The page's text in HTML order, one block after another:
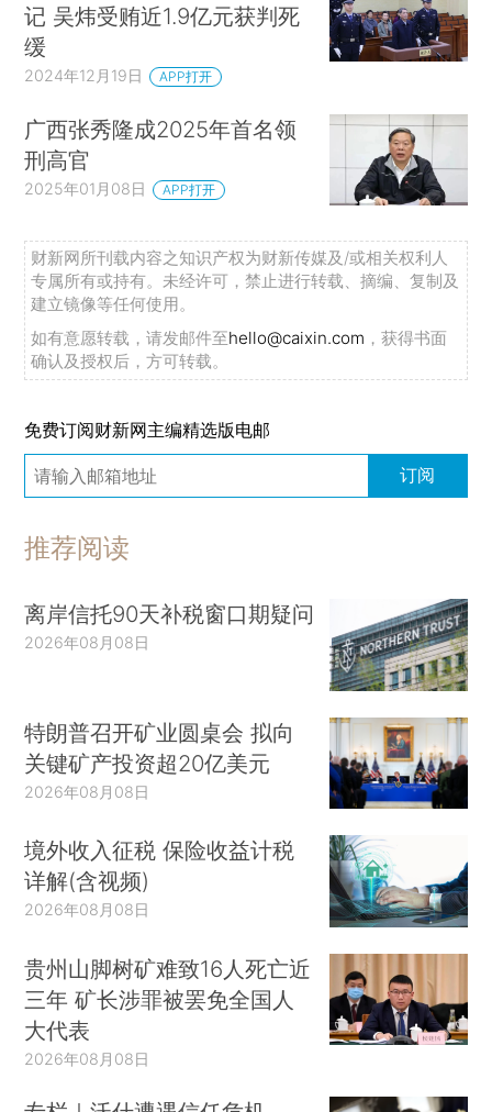
记 吴炜受贿近1.9亿元获判死
缓
2024年12月19日 APP打开
广西张秀隆成2025年首名领
刑高官
2025年01月08日 APP打开
财新网所刊载内容之知识产权为财新传媒及/或相关权利人
专属所有或持有。未经许可，禁止进行转载、摘编、复制及
建立镜像等任何使用。
如有意愿转载，请发邮件至hello@caixin.com ，获得书面
确认及授权后，方可转载。
免费订阅财新网主编精选版电邮
订阅
推荐阅读
离岸信托90天补税窗口期疑问
2026年08月08日
特朗普召开矿业圆桌会 拟向
关键矿产投资超20亿美元
2026年08月08日
境外收入征税 保险收益计税
详解(含视频)
2026年08月08日
贵州山脚树矿难致16人死亡近
三年 矿长涉罪被罢免全国人
大代表
2026年08月08日